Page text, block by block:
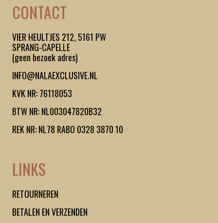
CONTACT
VIER HEULTJES 212, 5161 PW
SPRANG-CAPELLE
(geen bezoek adres)
INFO@NALAEXCLUSIVE.NL
KVK NR: 76118053
BTW NR: NL003047820B32
REK NR: NL78 RABO 0328 3870 10
LINKS
RETOURNEREN
BETALEN EN VERZENDEN